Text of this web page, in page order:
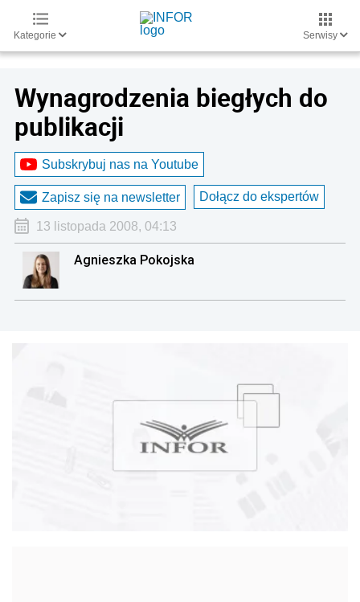
Kategorie Serwisy
Wynagrodzenia biegłych do
publikacji
Subskrybuj nas na Youtube
Zapisz się na newsletter Dołącz do ekspertów
13 listopada 2008, 04:13
Agnieszka Pokojska